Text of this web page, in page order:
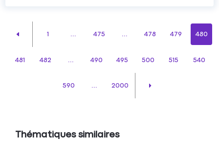
1 ... 475 ... 478 479 480
481 482 490 495 500 515 540
590 ... 2000
Thématiques similaires